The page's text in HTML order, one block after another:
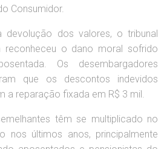
Consumidor.
devolução dos valores, o tribunal
reconheceu o dano moral sofrido
Os desembargadores
que os descontos indevidos
a reparação fixada em R$ 3 mil.
têm se multiplicado no
nos últimos anos, principalmente